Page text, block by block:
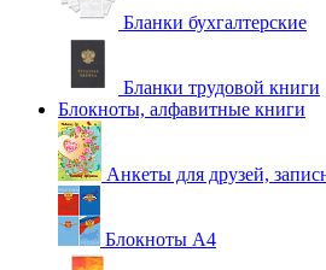
Бланки бухгалтерские
Бланки трудовой книги
Блокноты, алфавитные книги
Анкеты для друзей,
Блокноты А4